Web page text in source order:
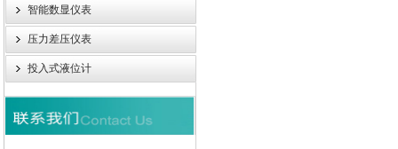
智能数显仪表
压力差压仪表
投入式液位计